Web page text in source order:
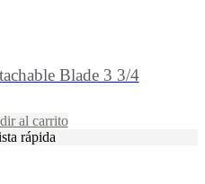
Blade 3 3/4
al carrito
rápida